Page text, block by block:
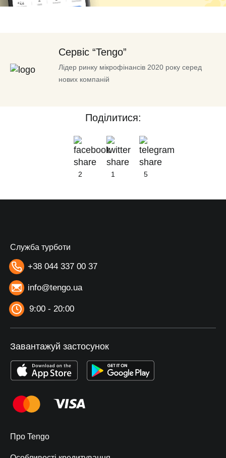
Сервіс “Tengo”
Лідер ринку мікрофінансів 2020 року серед
нових компаній
Поділитися:
2 1 5
Служба турботи
+38 044 337 00 37
info@tengo.ua
9:00 - 20:00
Завантажуй застосунок
Про Tengo